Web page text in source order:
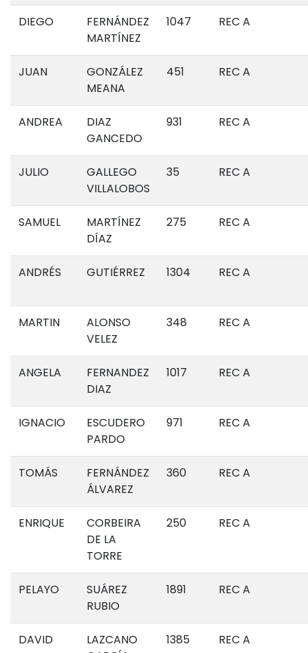
DIEGO
FERNÁNDEZ
MARTÍNEZ
1047 REC A
JUAN
GONZÁLEZ
MEANA
451 REC A
ANDREA
DIAZ
GANCEDO
931 REC A
JULIO
GALLEGO
VILLALOBOS
35 REC A
SAMUEL
MARTÍNEZ
DÍAZ
275 REC A
ANDRÉS GUTIÉRREZ 1304 REC A
MARTIN
ALONSO
VELEZ
348 REC A
ANGELA
FERNANDEZ
DIAZ
1017 REC A
IGNACIO
ESCUDERO
PARDO
971 REC A
TOMÁS
FERNÁNDEZ
ÁLVAREZ
360 REC A
ENRIQUE
CORBEIRA
DE LA
TORRE
250 REC A
PELAYO
SUÁREZ
RUBIO
1891 REC A
DAVID
LAZCANO
1385 REC A